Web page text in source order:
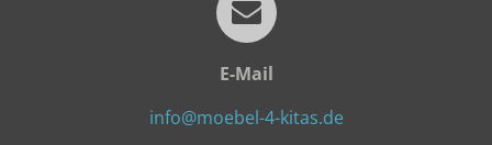
E-Mail
info@moebel-4-kitas.de